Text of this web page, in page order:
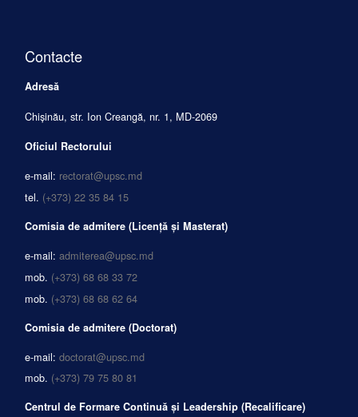
Contacte
Adresă
Chișinău, str. Ion Creangă, nr. 1, MD-2069
Oficiul Rectorului
e-mail: rectorat@upsc.md
tel. (+373) 22 35 84 15
Comisia de admitere (Licență și Masterat)
e-mail: admiterea@upsc.md
mob. (+373) 68 68 33 72
mob. (+373) 68 68 62 64
Comisia de admitere (Doctorat)
e-mail: doctorat@upsc.md
mob. (+373) 79 75 80 81
Centrul de Formare Continuă și Leadership (Recalificare)